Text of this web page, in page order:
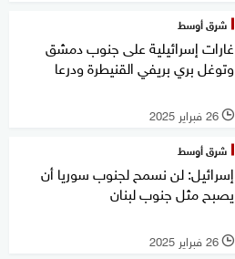
شرق أوسط
غارات إسرائيلية على جنوب دمشق
وتوغل بري بريفي القنيطرة ودرعا
l 26 فبراير 2025
شرق أوسط
إسرائيل: لن نسمح لجنوب سوريا أن
يصبح مثل جنوب لبنان
l 26 فبراير 2025